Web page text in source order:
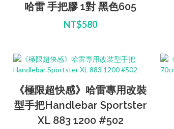
哈雷 手把膠 1對 黑色605
NT$580
《極限超快感》哈雷專用改裝
型手把Handlebar Sportster
XL 883 1200 #502